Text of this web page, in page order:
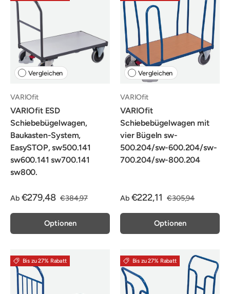
Vergleichen
VARIOfit
VARIOfit ESD
Schiebebügelwagen,
Baukasten-System,
EasySTOP, sw500.141
sw600.141 sw700.141
sw800.
Ab €279,48 €384,97
Optionen
Vergleichen
VARIOfit
VARIOfit
Schiebebügelwagen mit
vier Bügeln sw-
500.204/sw-600.204/sw-
700.204/sw-800.204
Ab €222,11 €305,94
Optionen
Bis zu 27% Rabatt Bis zu 27% Rabatt